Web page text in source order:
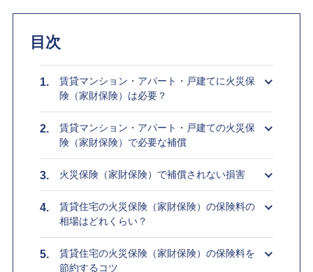
目次
賃貸マンション・アパート・戸建てに火災保
険（家財保険）は必要？
賃貸マンション・アパート・戸建ての火災保
険（家財保険）で必要な補償
火災保険（家財保険）で補償されない損害
賃貸住宅の火災保険（家財保険）の保険料の
相場はどれくらい？
賃貸住宅の火災保険（家財保険）の保険料を
節約するコツ